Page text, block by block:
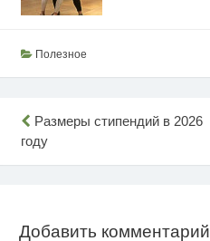
Полезное
Навигация
по
Размеры стипендий в 2026
году
Добавить комментарий